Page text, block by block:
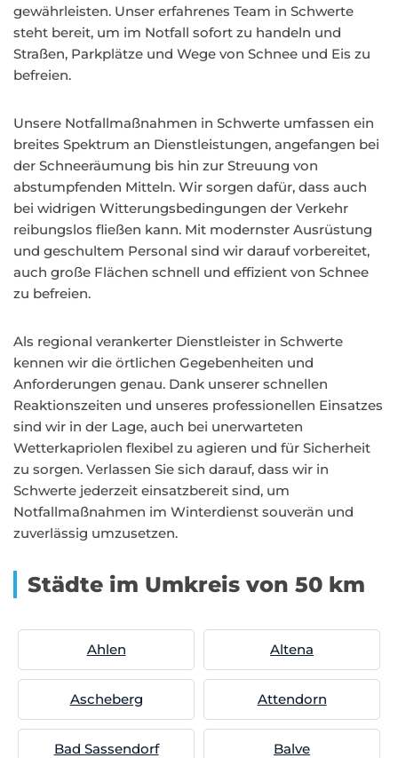
gewährleisten. Unser erfahrenes Team in Schwerte
steht bereit, um im Notfall sofort zu handeln und
Straßen, Parkplätze und Wege von Schnee und Eis zu
befreien.
Unsere Notfallmaßnahmen in Schwerte umfassen ein
breites Spektrum an Dienstleistungen, angefangen bei
der Schneeräumung bis hin zur Streuung von
abstumpfenden Mitteln. Wir sorgen dafür, dass auch
bei widrigen Witterungsbedingungen der Verkehr
reibungslos fließen kann. Mit modernster Ausrüstung
und geschultem Personal sind wir darauf vorbereitet,
auch große Flächen schnell und effizient von Schnee
zu befreien.
Als regional verankerter Dienstleister in Schwerte
kennen wir die örtlichen Gegebenheiten und
Anforderungen genau. Dank unserer schnellen
Reaktionszeiten und unseres professionellen Einsatzes
sind wir in der Lage, auch bei unerwarteten
Wetterkapriolen flexibel zu agieren und für Sicherheit
zu sorgen. Verlassen Sie sich darauf, dass wir in
Schwerte jederzeit einsatzbereit sind, um
Notfallmaßnahmen im Winterdienst souverän und
zuverlässig umzusetzen.
Städte im Umkreis von 50 km
Ahlen Altena
Ascheberg Attendorn
Bad Sassendorf Balve